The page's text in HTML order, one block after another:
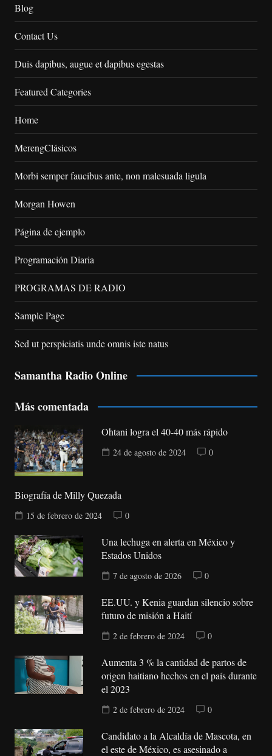
Blog
Contact Us
Duis dapibus, augue et dapibus egestas
Featured Categories
Home
MerengClásicos
Morbi semper faucibus ante, non malesuada ligula
Morgan Howen
Página de ejemplo
Programación Diaria
PROGRAMAS DE RADIO
Sample Page
Sed ut perspiciatis unde omnis iste natus
Samantha Radio Online
Más comentada
Ohtani logra el 40-40 más rápido
24 de agosto de 2024 0
Biografía de Milly Quezada
15 de febrero de 2024 0
Una lechuga en alerta en México y
Estados Unidos
7 de agosto de 2026 0
EE.UU. y Kenia guardan silencio sobre
futuro de misión a Haití
2 de febrero de 2024 0
Aumenta 3 % la cantidad de partos de
origen haitiano hechos en el país durante
el 2023
2 de febrero de 2024 0
Candidato a la Alcaldía de Mascota, en
el este de México, es asesinado a